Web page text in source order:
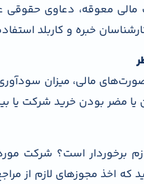
معوقه، دعاوی حقوقی
خبره و کاربلد
مالی، میزان
مضر بودن خرید شرکت یا
برخوردار است؟ شرکت مورد
که اخذ مجوزهای لازم از